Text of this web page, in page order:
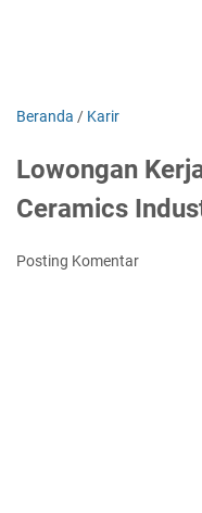
Beranda / Karir
Lowongan
Ceramics
Posting Komentar